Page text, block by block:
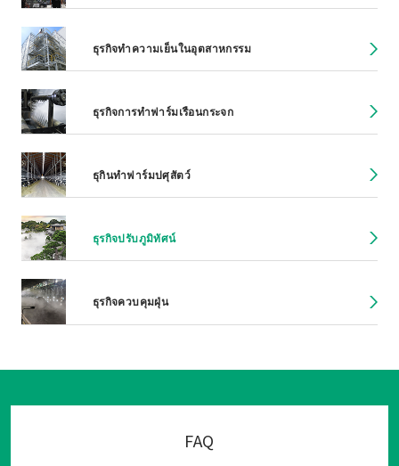
ธุรกิจทำความเย็นในอุตสาหกรรม
ธุรกิจการทำฟาร์มเรือนกระจก
ธุกินทำฟาร์มปศุสัตว์
ธุรกิจปรับภูมิทัศน์
ธุรกิจควบคุมฝุ่น
FAQ